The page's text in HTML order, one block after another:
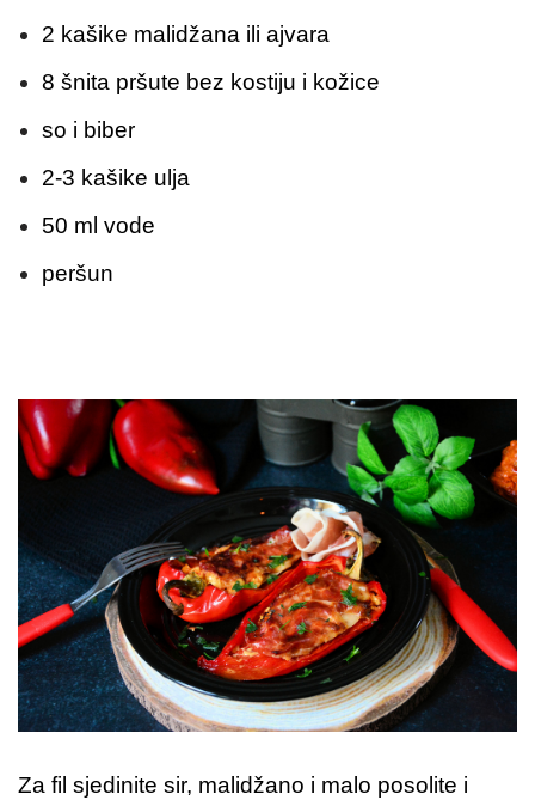
2 kašike malidžana ili ajvara
8 šnita pršute bez kostiju i kožice
so i biber
2-3 kašike ulja
50 ml vode
peršun
Za fil sjedinite sir, malidžano i malo posolite i